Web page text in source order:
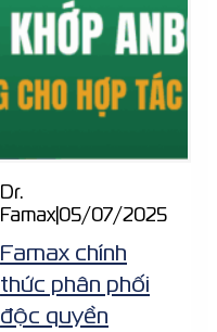
Dr.
Famax|05/07/2025
Famax chính
thức phân phối
độc quyền